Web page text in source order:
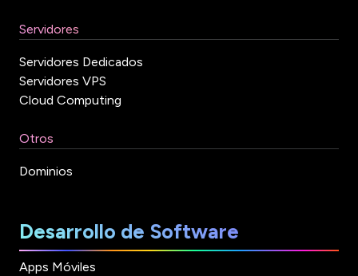
Servidores
Servidores Dedicados
Servidores VPS
Cloud Computing
Otros
Dominios
Desarrollo de Software
Apps Móviles